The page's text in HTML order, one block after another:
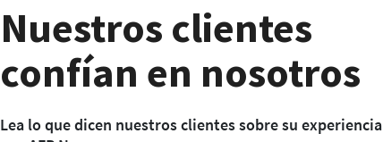
Nuestros clientes
confían en nosotros
Lea lo que dicen nuestros clientes sobre su experiencia
El panel de control es una gran ventaja para
controlar y gestionar mejor la utilización de
los créditos.